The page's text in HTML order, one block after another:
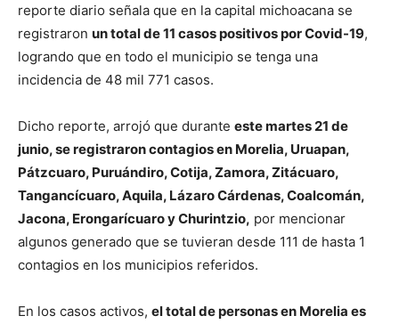
reporte diario señala que en la capital michoacana se
registraron un total de 11 casos positivos por Covid-19,
logrando que en todo el municipio se tenga una
incidencia de 48 mil 771 casos.
Dicho reporte, arrojó que durante este martes 21 de
junio, se registraron contagios en Morelia, Uruapan,
Pátzcuaro, Puruándiro, Cotija, Zamora, Zitácuaro,
Tangancícuaro, Aquila, Lázaro Cárdenas, Coalcomán,
Jacona, Erongarícuaro y Churintzio, por mencionar
algunos generado que se tuvieran desde 111 de hasta 1
contagios en los municipios referidos.
En los casos activos, el total de personas en Morelia es